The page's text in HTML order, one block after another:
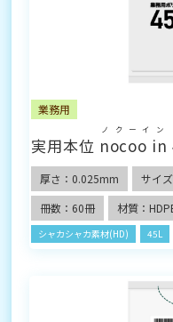
業務用
実用本位 nocoo in
ノクーイン
厚さ：0.025mm サイ
冊数：60冊
材質：
シャカシャカ素材(HD) 45L